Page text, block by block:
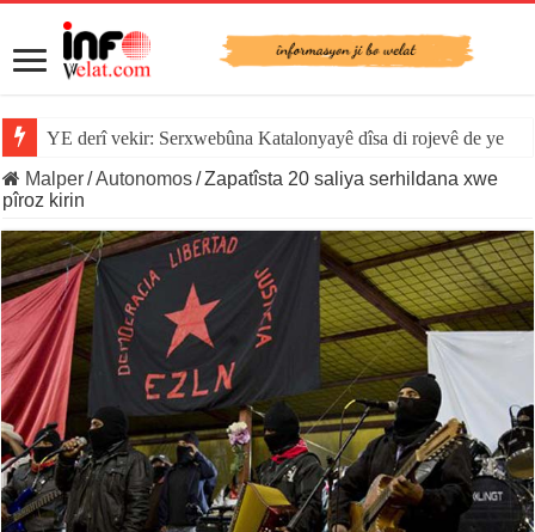
YE derî vekir: Serxwebûna Katalonyayê dîsa di rojevê de ye
Malper/Autonomos/Zapatîsta 20 saliya serhildana xwe
pîroz kirin